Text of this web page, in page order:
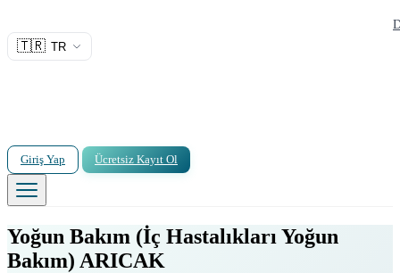
🇹🇷 TR
Giriş Yap Ücretsiz Kayıt Ol
Yoğun Bakım (İç Hastalıkları Yoğun
Bakım) ARICAK